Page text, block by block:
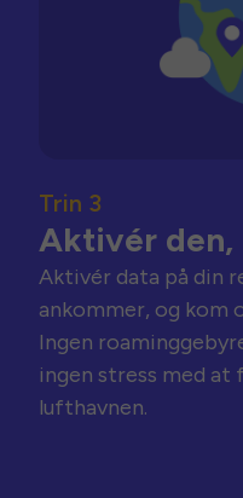
Trin 3
Aktivér den,
Aktivér data på din
ankommer, og kom
Ingen
ingen stress med
lufthavnen.